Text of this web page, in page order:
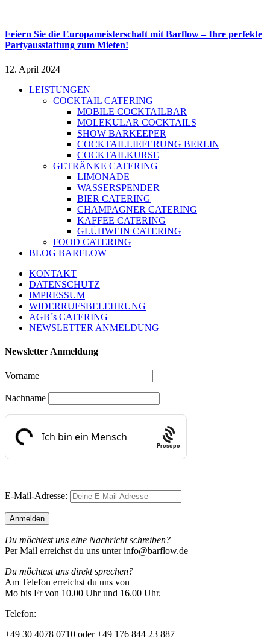
Feiern Sie die Europameisterschaft mit Barflow – Ihre perfekte
Partyausstattung zum Mieten!
12. April 2024
LEISTUNGEN
COCKTAIL CATERING
MOBILE COCKTAILBAR
MOLEKULAR COCKTAILS
SHOW BARKEEPER
COCKTAILLIEFERUNG BERLIN
COCKTAILKURSE
GETRÄNKE CATERING
LIMONADE
WASSERSPENDER
BIER CATERING
CHAMPAGNER CATERING
KAFFEE CATERING
GLÜHWEIN CATERING
FOOD CATERING
BLOG BARFLOW
KONTAKT
DATENSCHUTZ
IMPRESSUM
WIDERRUFSBELEHRUNG
AGB´s CATERING
NEWSLETTER ANMELDUNG
Newsletter Anmeldung
Vorname
Nachname
Prosopo
E-Mail-Adresse:
Du möchtest uns eine Nachricht schreiben?
Per Mail erreichst du uns unter info@barflow.de
Du möchtest uns direkt sprechen?
Am Telefon erreichst du uns von
Mo bis Fr von 10.00 Uhr und 16.00 Uhr.
Telefon:
+49 30 4078 0710 oder +49 176 844 23 887